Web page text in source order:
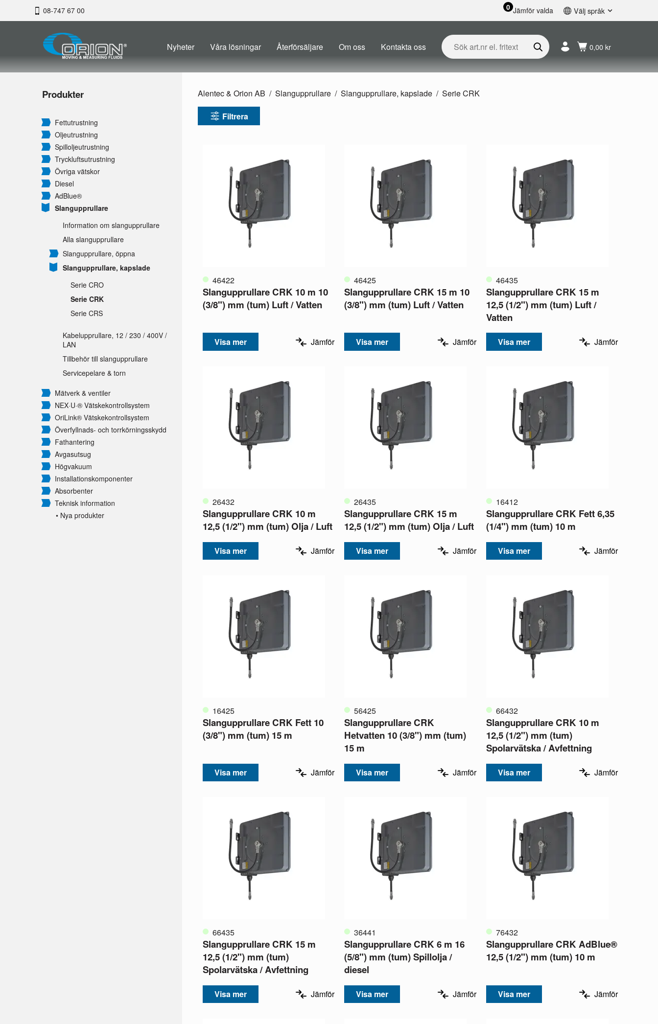
08-747 67 00 0 Jämför valda Välj språk
Français
Nederlands
Nyheter Våra lösningar Återförsäljare Om oss Kontakta oss 0,00 kr
Produkter
Fettutrustning
Oljeutrustning
Spilloljeutrustning
Tryckluftsutrustning
Övriga vätskor
Diesel
AdBlue®
Slangupprullare
Information om slangupprullare
Alla slangupprullare
Slangupprullare, öppna
Slangupprullare, kapslade
Serie CRO
Serie CRK
Serie CRS
Kabelupprullare, 12 / 230 / 400V /
LAN
Tillbehör till slangupprullare
Servicepelare & torn
Mätverk & ventiler
NEX·U·® Vätskekontrollsystem
OriLink® Vätskekontrollsystem
Överfyllnads- och torrkörningsskydd
Fathantering
Avgasutsug
Högvakuum
Installationskomponenter
Absorbenter
Teknisk information
• Nya produkter
Alentec & Orion AB Slangupprullare Slangupprullare, kapslade Serie CRK
Filtrera
46422
Slangupprullare CRK 10 m 10
(3/8") mm (tum) Luft / Vatten
Visa mer Jämför
46425
Slangupprullare CRK 15 m 10
(3/8") mm (tum) Luft / Vatten
Visa mer Jämför
46435
Slangupprullare CRK 15 m
12,5 (1/2") mm (tum) Luft /
Vatten
Visa mer Jämför
26432
Slangupprullare CRK 10 m
12,5 (1/2") mm (tum) Olja / Luft
Visa mer Jämför
26435
Slangupprullare CRK 15 m
12,5 (1/2") mm (tum) Olja / Luft
Visa mer Jämför
16412
Slangupprullare CRK Fett 6,35
(1/4") mm (tum) 10 m
Visa mer Jämför
16425
Slangupprullare CRK Fett 10
(3/8") mm (tum) 15 m
Visa mer Jämför
56425
Slangupprullare CRK
Hetvatten 10 (3/8") mm (tum)
15 m
Visa mer Jämför
66432
Slangupprullare CRK 10 m
12,5 (1/2") mm (tum)
Spolarvätska / Avfettning
Visa mer Jämför
66435
Slangupprullare CRK 15 m
12,5 (1/2") mm (tum)
Spolarvätska / Avfettning
Visa mer Jämför
36441
Slangupprullare CRK 6 m 16
(5/8") mm (tum) Spillolja /
diesel
Visa mer Jämför
76432
Slangupprullare CRK AdBlue®
12,5 (1/2") mm (tum) 10 m
Visa mer Jämför